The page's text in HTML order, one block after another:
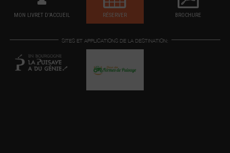
MON LIVRET D'ACCUEIL RÉSERVER BROCHURE
SITES ET APPLICATIONS DE LA DESTINATION: